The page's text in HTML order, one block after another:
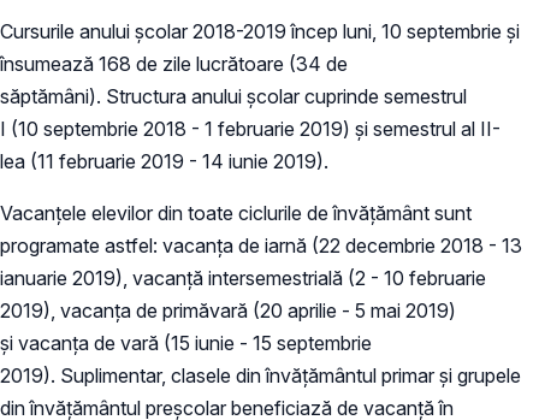
Cursurile anului şcolar 2018-2019 încep luni, 10 septembrie și
însumează 168 de zile lucrătoare (34 de
săptămâni). Structura anului școlar cuprinde semestrul
I (10 septembrie 2018 - 1 februarie 2019) şi semestrul al II-
lea (11 februarie 2019 - 14 iunie 2019).
Vacanţele elevilor din toate ciclurile de învățământ sunt
programate astfel: vacanţa de iarnă (22 decembrie 2018 - 13
ianuarie 2019), vacanţă intersemestrială (2 - 10 februarie
2019), vacanţa de primăvară (20 aprilie - 5 mai 2019)
şi vacanţa de vară (15 iunie - 15 septembrie
2019). Suplimentar, clasele din învăţământul primar şi grupele
din învăţământul preşcolar beneficiază de vacanţă în